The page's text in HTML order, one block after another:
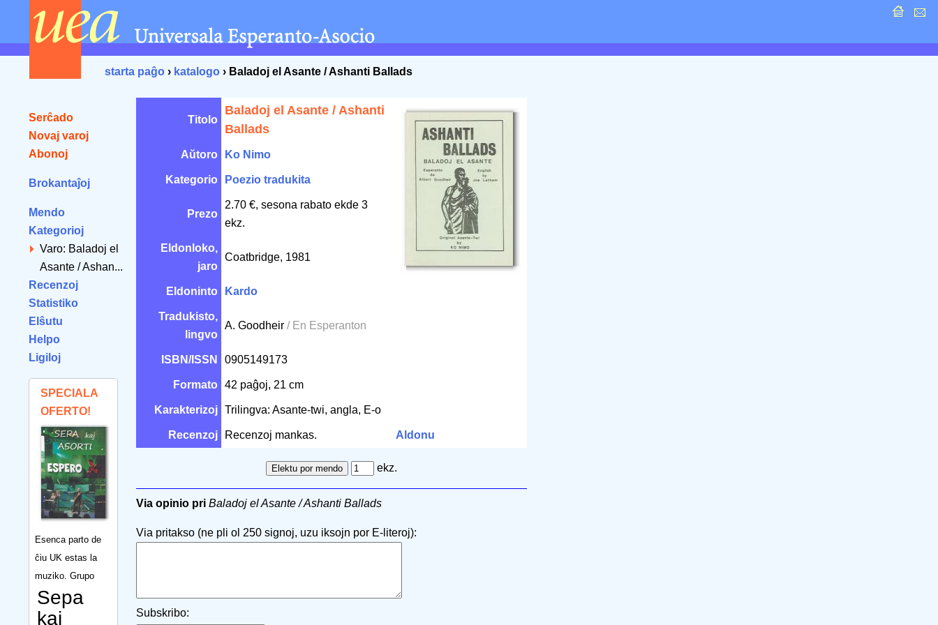
starta paĝo › katalogo › Baladoj el Asante / Ashanti Ballads
Serĉado
Novaj varoj
Abonoj
Brokantaĵoj
Mendo
Kategorioj
Varo: Baladoj el
Asante / Ashan...
Recenzoj
Statistiko
Elŝutu
Helpo
Ligiloj
SPECIALA
OFERTO!
Esenca parto de
ĉiu UK estas la
muziko. Grupo
Sepa
kaj
Titolo
Baladoj el Asante / Ashanti
Ballads
Aŭtoro Ko Nimo
Kategorio Poezio tradukita
Prezo
2.70 €, sesona rabato ekde 3
ekz.
Eldonloko,
jaro
Coatbridge, 1981
Eldoninto Kardo
Tradukisto,
lingvo
A. Goodheir / En Esperanton
ISBN/ISSN 0905149173
Formato 42 paĝoj, 21 cm
Karakterizoj Trilingva: Asante-twi, angla, E-o
Recenzoj Recenzoj mankas. Aldonu
ekz.
Via opinio pri Baladoj el Asante / Ashanti Ballads
Via pritakso (ne pli ol 250 signoj, uzu iksojn por E-literoj):
Subskribo: